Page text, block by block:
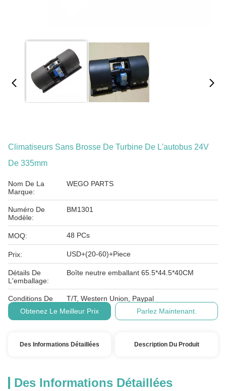
Climatiseurs Sans Brosse De Turbine De L'autobus 24V
De 335mm
Nom De La
Marque:
WEGO PARTS
Numéro De
Modèle:
BM1301
MOQ: 48 PCs
Prix: USD+(20-60)+Piece
Détails De
L'emballage:
Boîte neutre emballant 65.5*44.5*40CM
Conditions De
Paiement:
T/T, Western Union, Paypal
Obtenez Le Meilleur Prix
Parlez Maintenant.
Des Informations Détaillées Description Du Produit
Des Informations Détaillées